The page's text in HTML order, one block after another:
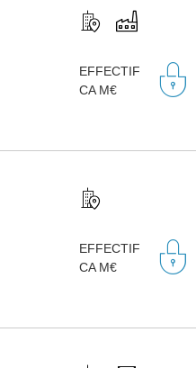
EFFECTIF
CA M€
EFFECTIF
CA M€